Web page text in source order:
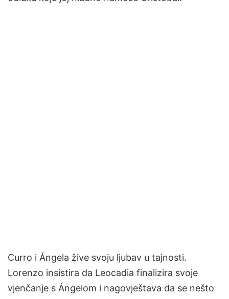
Curro i Ángela žive svoju ljubav u tajnosti.
Lorenzo insistira da Leocadia finalizira svoje
vjenčanje s Ángelom i nagovještava da se nešto